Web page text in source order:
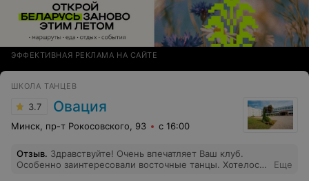
ЭФФЕКТИВНАЯ РЕКЛАМА НА САЙТЕ
ШКОЛА ТАНЦЕВ
3.7 Овация
Минск, пр-т Рокосовского, 93 с 16:00
Отзыв. Здравствуйте! Очень впечатляет Ваш клуб.
Особенно заинтересовали восточные танцы. Хотелось
Еще